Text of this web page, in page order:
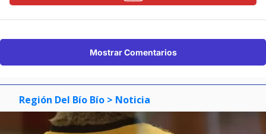
Mostrar Comentarios
Región Del Bío Bío > Noticia